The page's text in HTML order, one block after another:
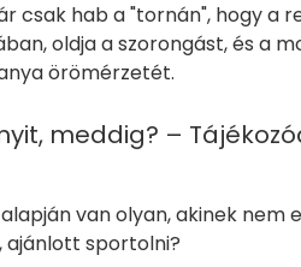
csak hab a "tornán", hogy a
oldja a szorongást, és a
örömérzetét.
meddig? –
van olyan, akinek
ajánlott sportolni?